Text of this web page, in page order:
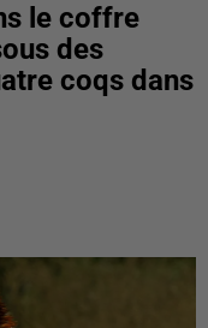
le coffre
des
coqs dans